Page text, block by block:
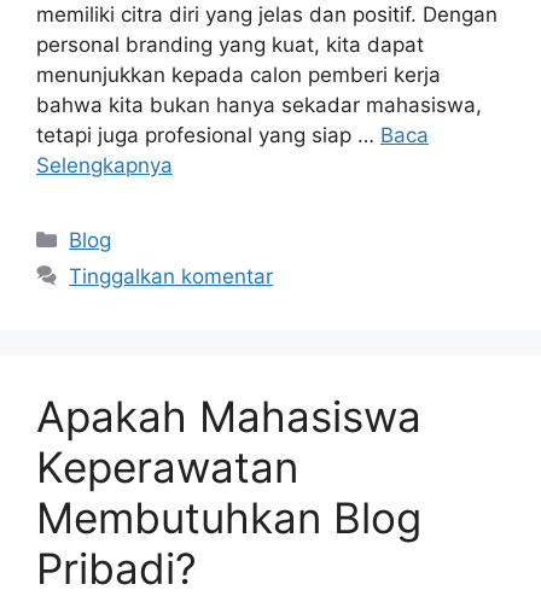
memiliki citra diri yang jelas dan positif. Dengan
personal branding yang kuat, kita dapat
menunjukkan kepada calon pemberi kerja
bahwa kita bukan hanya sekadar mahasiswa,
tetapi juga profesional yang siap … Baca
Selengkapnya
Kategori
Blog
Tinggalkan komentar
Apakah Mahasiswa
Keperawatan
Membutuhkan Blog
Pribadi?